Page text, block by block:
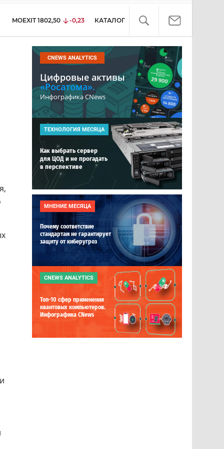
MOEXIT 1802,50 -0,23 КАТАЛОГ
CNEWS ANALYTICS
Цифровые активы
«Росатома».
Инфографика CNews
ТЕХНОЛОГИЯ МЕСЯЦА
Как выбрать сервер
для ЦОД и не прогадать
в перспективе
МНЕНИЕ МЕСЯЦА
Почему соответствие
стандартам не гарантирует
защиту от киберугроз
CNEWS ANALYTICS
Топ-10 сфер применения
квантовых компьютеров.
Инфографика CNews